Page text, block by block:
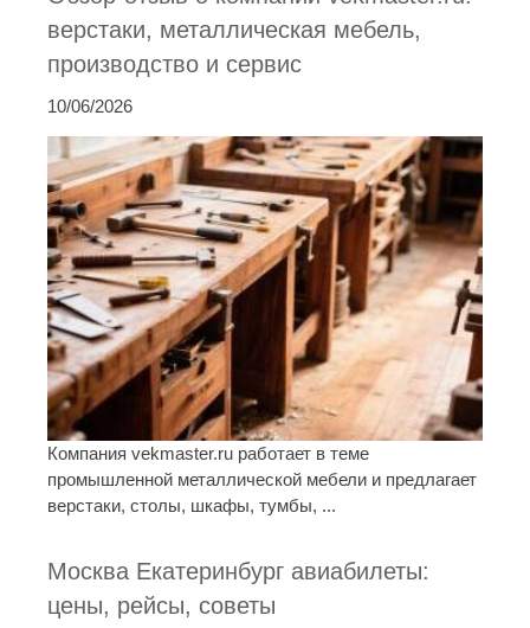
верстаки, металлическая мебель,
производство и сервис
10/06/2026
Компания vekmaster.ru работает в теме
промышленной металлической мебели и предлагает
верстаки, столы, шкафы, тумбы, ...
Москва Екатеринбург авиабилеты:
цены, рейсы, советы